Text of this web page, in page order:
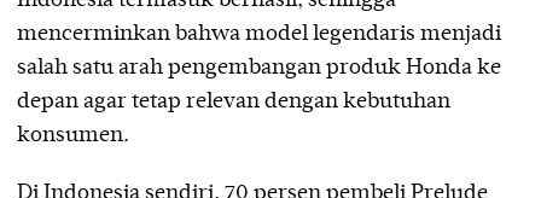
mencerminkan bahwa model legendaris menjadi
salah satu arah pengembangan produk Honda ke
depan agar tetap relevan dengan kebutuhan
konsumen.
Di Indonesia sendiri, 70 persen pembeli Prelude